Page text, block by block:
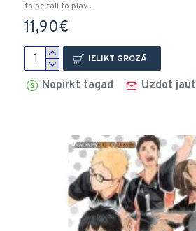
to be tall to play ..
11,90€
IELIKT GROZĀ
Nopirkt tagad Uzdot